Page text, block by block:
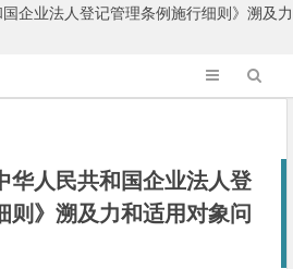
企业法人登记管理条例施行细则》溯及力
华人民共和国企业法人登
则》溯及力和适用对象问